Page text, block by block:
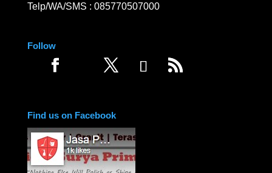
Telp/WA/SMS : 085770507000
Follow
Find us on Facebook